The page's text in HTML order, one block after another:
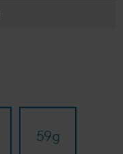
59g